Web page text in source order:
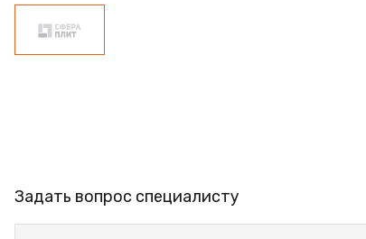
Задать вопрос специалисту